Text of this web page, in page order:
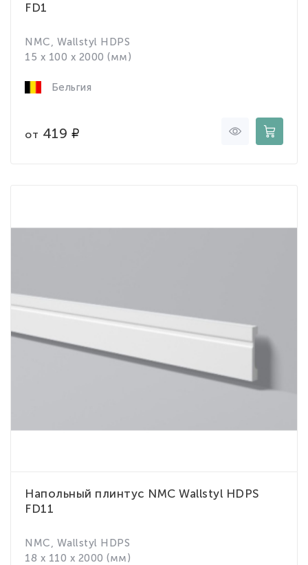
FD1
NMC, Wallstyl HDPS
15 x 100 x 2000 (мм)
Бельгия
от 419
Напольный плинтус NMC Wallstyl HDPS
FD11
NMC, Wallstyl HDPS
18 x 110 x 2000 (мм)